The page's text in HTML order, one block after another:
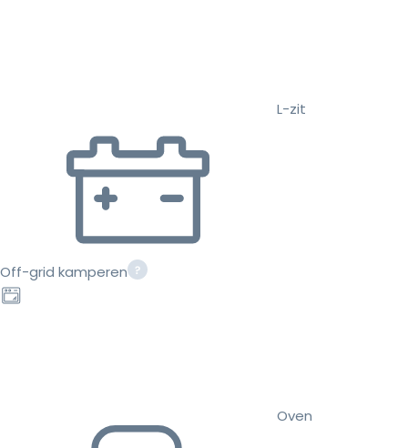
L-zit
Off-grid kamperen
Oven